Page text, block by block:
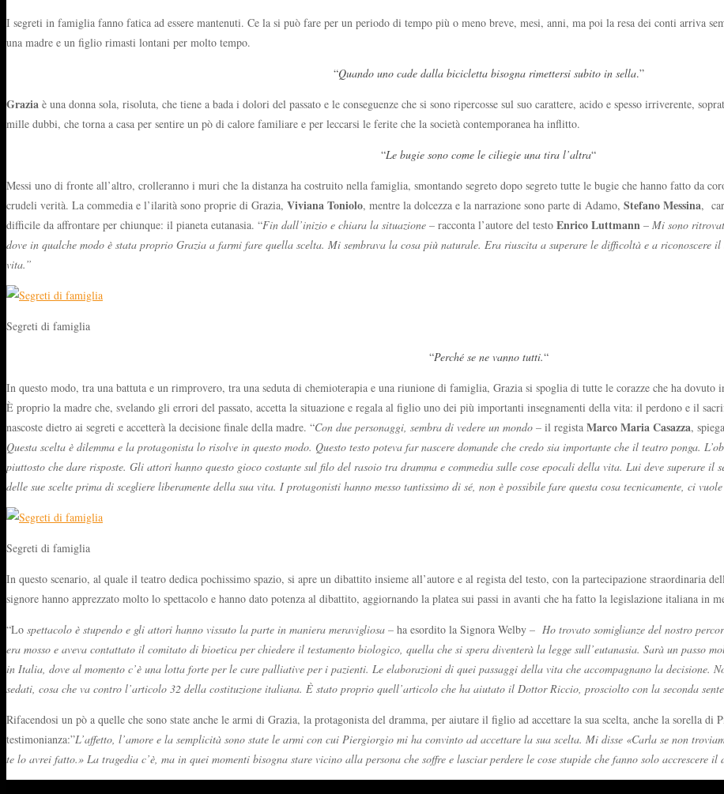
I segreti in famiglia fanno fatica ad essere mantenuti. Ce la si può fare per un periodo di tempo più o meno breve, mesi, anni, ma poi la resa dei conti arriva
una madre e un figlio rimasti lontani per molto tempo.
“Quando uno cade dalla bicicletta bisogna rimettersi subito in sella.”
Grazia è una donna sola, risoluta, che tiene a bada i dolori del passato e le conseguenze che si sono ripercosse sul suo carattere, acido e spesso irriverente,
mille dubbi, che torna a casa per sentire un pò di calore familiare e per leccarsi le ferite che la società contemporanea ha inflitto.
“Le bugie sono come le ciliegie una tira l’altra“
Messi uno di fronte all’altro, crolleranno i muri che la distanza ha costruito nella famiglia, smontando segreto dopo segreto tutte le bugie che hanno fatto da
crudeli verità. La commedia e l’ilarità sono proprie di Grazia, Viviana Toniolo, mentre la dolcezza e la narrazione sono parte di Adamo, Stefano Messina,
difficile da affrontare per chiunque: il pianeta eutanasia. “Fin dall’inizio e chiara la situazione – racconta l’autore del testo Enrico Luttmann – Mi sono
dove in qualche modo è stata proprio Grazia a farmi fare quella scelta. Mi sembrava la cosa più naturale. Era riuscita a superare le difficoltà e a riconoscere il
vita.”
Segreti di famiglia
“Perché se ne vanno tutti.“
In questo modo, tra una battuta e un rimprovero, tra una seduta di chemioterapia e una riunione di famiglia, Grazia si spoglia di tutte le corazze che ha
È proprio la madre che, svelando gli errori del passato, accetta la situazione e regala al figlio uno dei più importanti insegnamenti della vita: il perdono e il
nascoste dietro ai segreti e accetterà la decisione finale della madre. “Con due personaggi, sembra di vedere un mondo – il regista Marco Maria Casazza,
Questa scelta è dilemma e la protagonista lo risolve in questo modo. Questo testo poteva far nascere domande che credo sia importante che il teatro ponga.
piuttosto che dare risposte. Gli attori hanno questo gioco costante sul filo del rasoio tra dramma e commedia sulle cose epocali della vita. Lui deve superare il
delle sue scelte prima di scegliere liberamente della sua vita. I protagonisti hanno messo tantissimo di sé, non è possibile fare questa cosa tecnicamente, ci
Segreti di famiglia
In questo scenario, al quale il teatro dedica pochissimo spazio, si apre un dibattito insieme all’autore e al regista del testo, con la partecipazione straordinaria
signore hanno apprezzato molto lo spettacolo e hanno dato potenza al dibattito, aggiornando la platea sui passi in avanti che ha fatto la legislazione italiana in
“Lo spettacolo è stupendo e gli attori hanno vissuto la parte in maniera meravigliosa – ha esordito la Signora Welby – Ho trovato somiglianze del nostro
era mosso e aveva contattato il comitato di bioetica per chiedere il testamento biologico, quella che si spera diventerà la legge sull’eutanasia. Sarà un passo
in Italia, dove al momento c’è una lotta forte per le cure palliative per i pazienti. Le elaborazioni di quei passaggi della vita che accompagnano la decisione.
sedati, cosa che va contro l’articolo 32 della costituzione italiana. È stato proprio quell’articolo che ha aiutato il Dottor Riccio, prosciolto con la seconda
Rifacendosi un pò a quelle che sono state anche le armi di Grazia, la protagonista del dramma, per aiutare il figlio ad accettare la sua scelta, anche la sorella di
testimonianza:”L’affetto, l’amore e la semplicità sono state le armi con cui Piergiorgio mi ha convinto ad accettare la sua scelta. Mi disse «Carla se non
te lo avrei fatto.» La tragedia c’è, ma in quei momenti bisogna stare vicino alla persona che soffre e lasciar perdere le cose stupide che fanno solo accrescere il